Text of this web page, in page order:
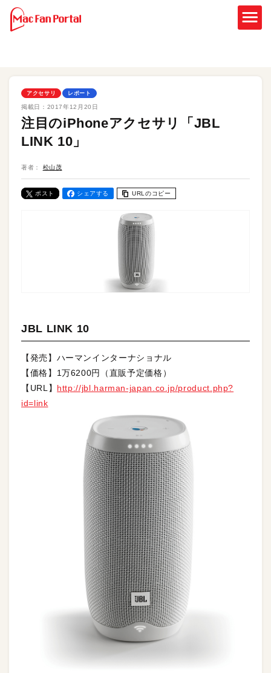
アクセサリ レポート
掲載日： 2017年12月20日
注目のiPhoneアクセサリ「JBL
LINK 10」
著者： 松山茂
ポスト シェアする URLのコピー
JBL LINK 10
【発売】ハーマンインターナショナル
【価格】1万6200円（直販予定価格）
【URL】 http://jbl.harman-japan.co.jp/product.php?
id=link